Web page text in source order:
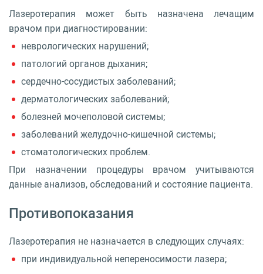
Лазеротерапия может быть назначена лечащим
врачом при диагностировании:
неврологических нарушений;
патологий органов дыхания;
сердечно-сосудистых заболеваний;
дерматологических заболеваний;
болезней мочеполовой системы;
заболеваний желудочно-кишечной системы;
стоматологических проблем.
При назначении процедуры врачом учитываются
данные анализов, обследований и состояние пациента.
Противопоказания
Лазеротерапия не назначается в следующих случаях:
при индивидуальной непереносимости лазера;